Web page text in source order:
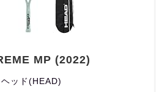
MP (2022)
ヘッド(HEAD)